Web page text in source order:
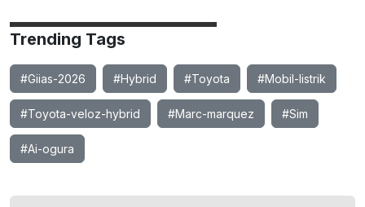
Trending Tags
#Giias-2026 #Hybrid #Toyota #Mobil-listrik
#Toyota-veloz-hybrid #Marc-marquez #Sim
#Ai-ogura